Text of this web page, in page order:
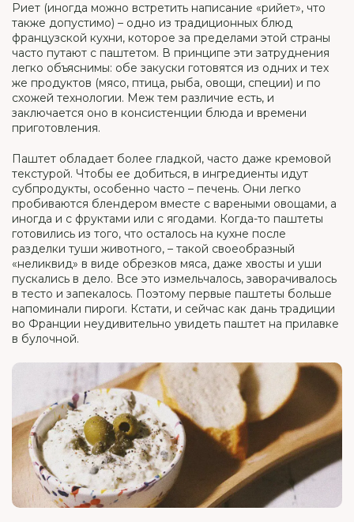
Риет (иногда можно встретить написание «рийет», что
также допустимо) – одно из традиционных блюд
французской кухни, которое за пределами этой страны
часто путают с паштетом. В принципе эти затруднения
легко объяснимы: обе закуски готовятся из одних и тех
же продуктов (мясо, птица, рыба, овощи, специи) и по
схожей технологии. Меж тем различие есть, и
заключается оно в консистенции блюда и времени
приготовления.
Паштет обладает более гладкой, часто даже кремовой
текстурой. Чтобы ее добиться, в ингредиенты идут
субпродукты, особенно часто – печень. Они легко
пробиваются блендером вместе с вареными овощами, а
иногда и с фруктами или с ягодами. Когда-то паштеты
готовились из того, что осталось на кухне после
разделки туши животного, – такой своеобразный
«неликвид» в виде обрезков мяса, даже хвосты и уши
пускались в дело. Все это измельчалось, заворачивалось
в тесто и запекалось. Поэтому первые паштеты больше
напоминали пироги. Кстати, и сейчас как дань традиции
во Франции неудивительно увидеть паштет на прилавке
в булочной.